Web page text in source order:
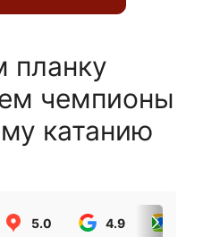
чемпионы
катанию
5.0 4.9